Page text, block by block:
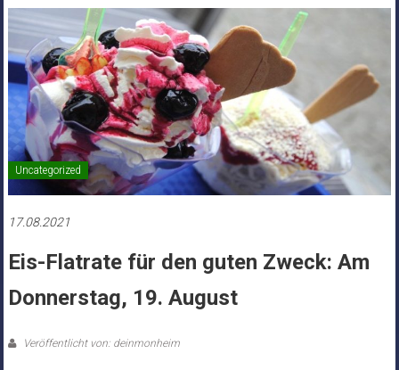
Uncategorized
17.08.2021
Eis-Flatrate für den guten Zweck: Am
Donnerstag, 19. August
Veröffentlicht von: deinmonheim